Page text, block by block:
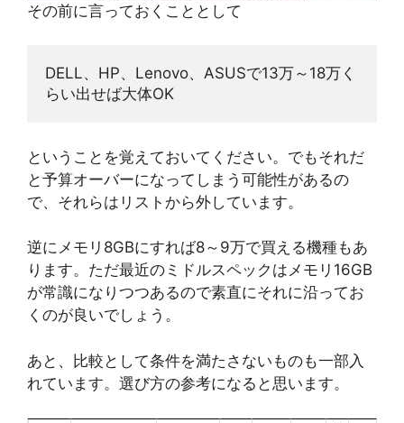
その前に言っておくこととして
DELL、HP、Lenovo、ASUSで13万～18万く
らい出せば大体OK
ということを覚えておいてください。でもそれだ
と予算オーバーになってしまう可能性があるの
で、それらはリストから外しています。
逆にメモリ8GBにすれば8～9万で買える機種もあ
ります。ただ最近のミドルスペックはメモリ16GB
が常識になりつつあるので素直にそれに沿ってお
くのが良いでしょう。
あと、比較として条件を満たさないものも一部入
れています。選び方の参考になると思います。